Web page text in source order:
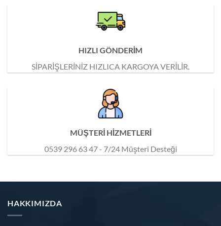
HIZLI GÖNDERİM
SİPARİŞLERİNİZ HIZLICA KARGOYA VERİLİR.
MÜŞTERİ HİZMETLERİ
0539 296 63 47 - 7/24 Müşteri Desteği
HAKKIMIZDA